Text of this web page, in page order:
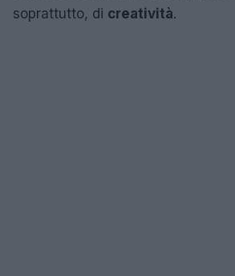
soprattutto, di creatività.